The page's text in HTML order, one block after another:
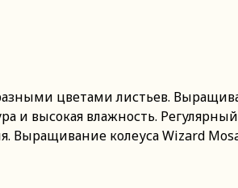
цветами листьев.
и высокая влажность.
Выращивание колеуса Wizard